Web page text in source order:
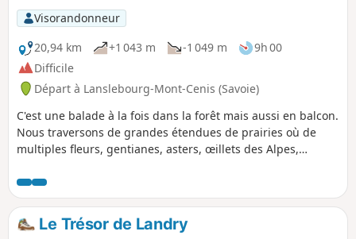
Visorandonneur
20,94 km
+1 043 m -1 049 m
9h 00
Difficile
Départ à Lanslebourg-Mont-Cenis (Savoie)
C'est une balade à la fois dans la forêt mais aussi en balcon.
Nous traversons de grandes étendues de prairies où de
multiples fleurs, gentianes, asters, œillets des Alpes,
pouvons admirer le glacier des Ronces.
Le Trésor de Landry